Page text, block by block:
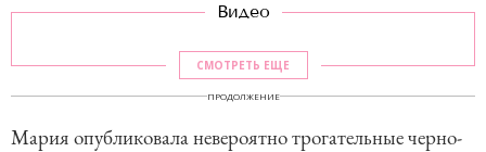
Видео
СМОТРЕТЬ ЕЩЕ
ПРОДОЛЖЕНИЕ
Мария опубликовала невероятно трогательные черно-